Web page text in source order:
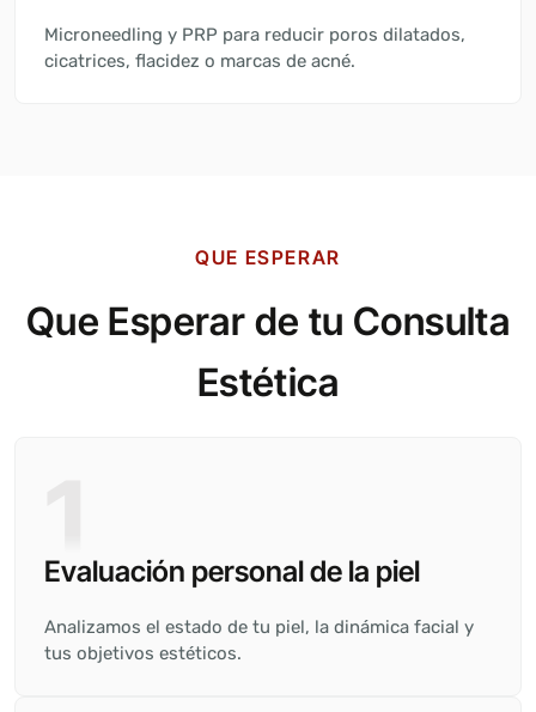
Microneedling y PRP para reducir poros dilatados,
cicatrices, flacidez o marcas de acné.
QUE ESPERAR
Que Esperar de tu Consulta
Estética
Evaluación personal de la piel
Analizamos el estado de tu piel, la dinámica facial y
tus objetivos estéticos.